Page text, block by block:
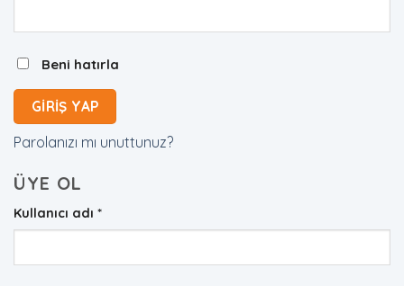
Beni hatırla
GIRIŞ YAP
Parolanızı mı unuttunuz?
ÜYE OL
Kullanıcı adı *Gerekli